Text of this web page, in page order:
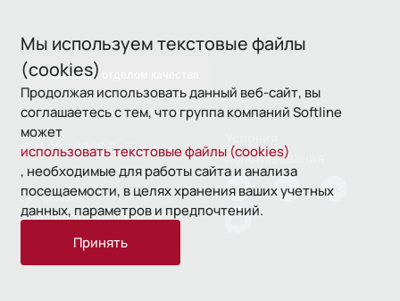
Мы используем текстовые файлы
(cookies)
Продолжая использовать данный веб-сайт, вы
соглашаетесь с тем, что группа компаний Softline
может
использовать текстовые файлы (cookies)
, необходимые для работы сайта и анализа
посещаемости, в целях хранения ваших учетных
данных, параметров и предпочтений.
Принять
Связаться с отделом качества
© 1993—2026 Softline
использования
Политика
конфиденциальности